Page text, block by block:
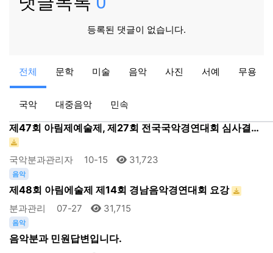
등록된 댓글이 없습니다.
전체 문학 미술 음악 사진 서예 무용
국악 대중음악 민속
제47회 아림예술제 사진분과 사진공모전
사진분과관리자 09-19
제47회 아림제예술제, 제27회 전국국악경연대회 심사결…
국악분과관리자 10-15 31,723
음악
제48회 아림에술제 제14회 경남음악경연대회 요강
분과관리 07-27 31,715
음악
음악분과 민원답변입니다.